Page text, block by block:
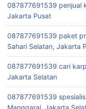
087877691539 penjual
Jakarta Pusat
087877691539 paket
Sahari Selatan, Jakarta
087877691539 cari
Jakarta Selatan
087877691539
Manggarai, Jakarta